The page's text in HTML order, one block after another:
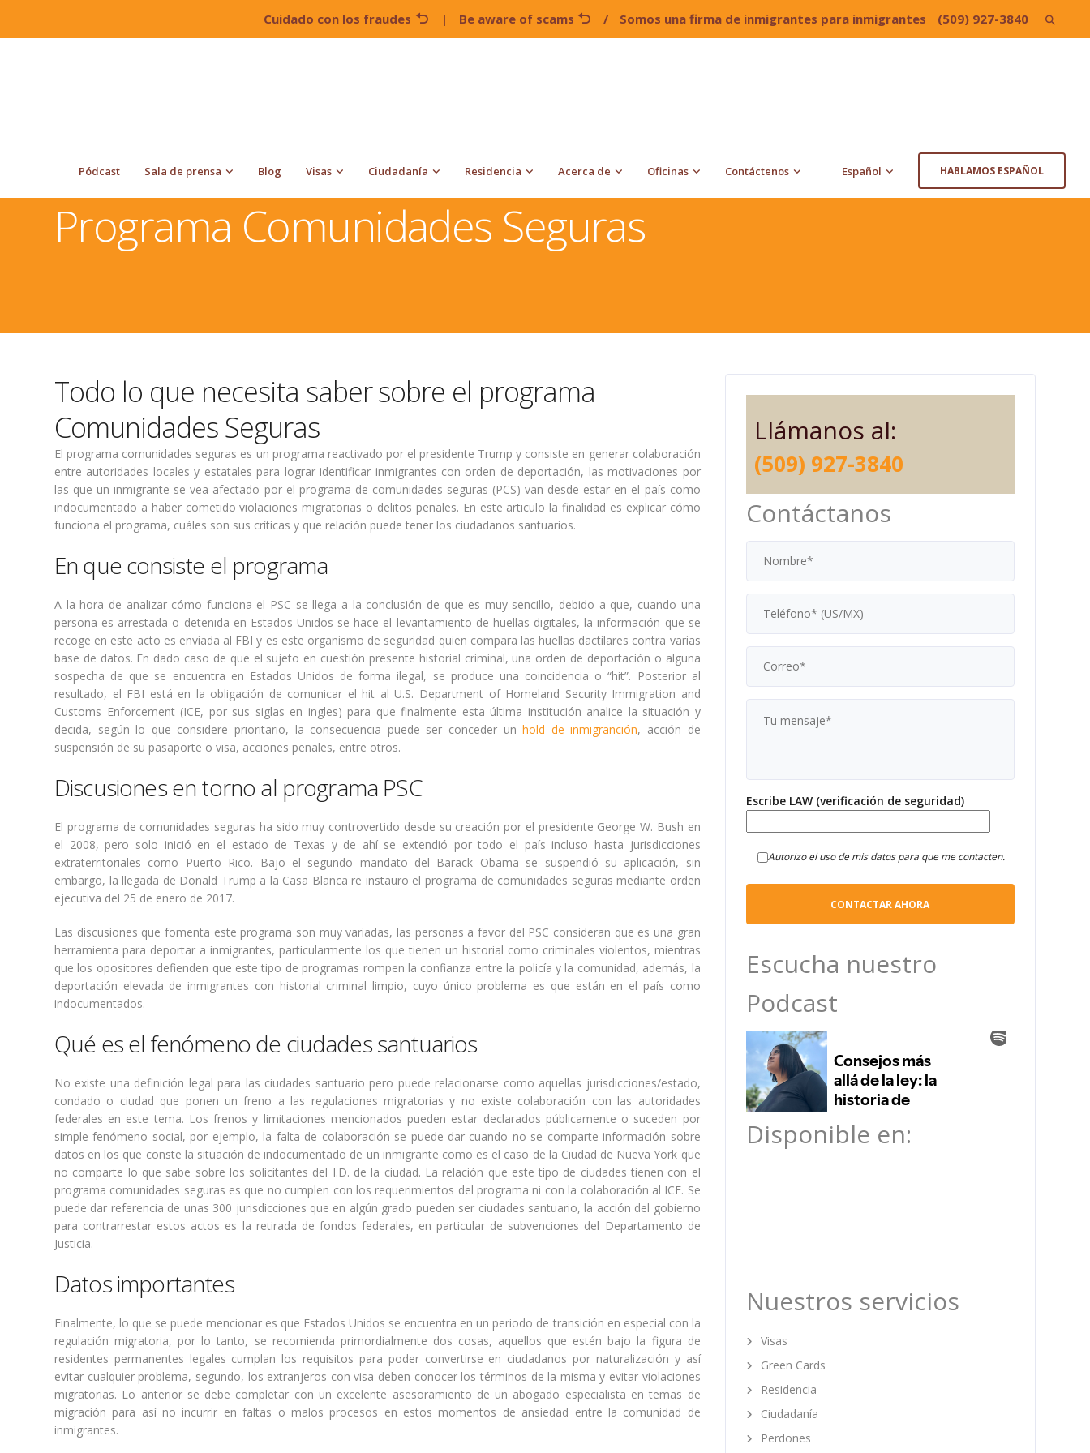
Cuidado con los fraudes | Be aware of scams / Somos una firma de inmigrantes para inmigrantes (509) 927-3840 Search
Pódcast Sala de prensa Blog Visas Ciudadanía Residencia Acerca de Oficinas Contáctenos Español HABLAMOS ESPAÑOL
Quiroga Law Office, PLLC Inmigración a Estados Unidos Programa Comunidades Seguras
Programa Comunidades Seguras
Todo lo que necesita saber sobre el programa
Comunidades Seguras
El programa comunidades seguras es un programa reactivado por el presidente Trump y consiste en generar colaboración
entre autoridades locales y estatales para lograr identificar inmigrantes con orden de deportación, las motivaciones por
las que un inmigrante se vea afectado por el programa de comunidades seguras (PCS) van desde estar en el país como
indocumentado a haber cometido violaciones migratorias o delitos penales. En este articulo la finalidad es explicar cómo
funciona el programa, cuáles son sus críticas y que relación puede tener los ciudadanos santuarios.
En que consiste el programa
A la hora de analizar cómo funciona el PSC se llega a la conclusión de que es muy sencillo, debido a que, cuando una
persona es arrestada o detenida en Estados Unidos se hace el levantamiento de huellas digitales, la información que se
recoge en este acto es enviada al FBI y es este organismo de seguridad quien compara las huellas dactilares contra varias
base de datos. En dado caso de que el sujeto en cuestión presente historial criminal, una orden de deportación o alguna
sospecha de que se encuentra en Estados Unidos de forma ilegal, se produce una coincidencia o “hit”. Posterior al
resultado, el FBI está en la obligación de comunicar el hit al U.S. Department of Homeland Security Immigration and
Customs Enforcement (ICE, por sus siglas en ingles) para que finalmente esta última institución analice la situación y
decida, según lo que considere prioritario, la consecuencia puede ser conceder unhold de inmigranción, acción de
suspensión de su pasaporte o visa, acciones penales, entre otros.
Discusiones en torno al programa PSC
El programa de comunidades seguras ha sido muy controvertido desde su creación por el presidente George W. Bush en
el 2008, pero solo inició en el estado de Texas y de ahí se extendió por todo el país incluso hasta jurisdicciones
extraterritoriales como Puerto Rico. Bajo el segundo mandato del Barack Obama se suspendió su aplicación, sin
embargo, la llegada de Donald Trump a la Casa Blanca re instauro el programa de comunidades seguras mediante orden
ejecutiva del 25 de enero de 2017.
Las discusiones que fomenta este programa son muy variadas, las personas a favor del PSC consideran que es una gran
herramienta para deportar a inmigrantes, particularmente los que tienen un historial como criminales violentos, mientras
que los opositores defienden que este tipo de programas rompen la confianza entre la policía y la comunidad, además, la
deportación elevada de inmigrantes con historial criminal limpio, cuyo único problema es que están en el país como
indocumentados.
Qué es el fenómeno de ciudades santuarios
No existe una definición legal para las ciudades santuario pero puede relacionarse como aquellas jurisdicciones/estado,
condado o ciudad que ponen un freno a las regulaciones migratorias y no existe colaboración con las autoridades
federales en este tema. Los frenos y limitaciones mencionados pueden estar declarados públicamente o suceden por
simple fenómeno social, por ejemplo, la falta de colaboración se puede dar cuando no se comparte información sobre
datos en los que conste la situación de indocumentado de un inmigrante como es el caso de la Ciudad de Nueva York que
no comparte lo que sabe sobre los solicitantes del I.D. de la ciudad. La relación que este tipo de ciudades tienen con el
programa comunidades seguras es que no cumplen con los requerimientos del programa ni con la colaboración al ICE. Se
puede dar referencia de unas 300 jurisdicciones que en algún grado pueden ser ciudades santuario, la acción del gobierno
para contrarrestar estos actos es la retirada de fondos federales, en particular de subvenciones del Departamento de
Justicia.
Datos importantes
Finalmente, lo que se puede mencionar es que Estados Unidos se encuentra en un periodo de transición en especial con la
regulación migratoria, por lo tanto, se recomienda primordialmente dos cosas, aquellos que estén bajo la figura de
residentes permanentes legales cumplan los requisitos para poder convertirse en ciudadanos por naturalización y así
evitar cualquier problema, segundo, los extranjeros con visa deben conocer los términos de la misma y evitar violaciones
migratorias. Lo anterior se debe completar con un excelente asesoramiento de un abogado especialista en temas de
migración para así no incurrir en faltas o malos procesos en estos momentos de ansiedad entre la comunidad de
inmigrantes.
Llámanos al:
(509) 927-3840
Contáctanos
Escribe LAW (verificación de seguridad)
Autorizo el uso de mis datos para que me contacten.
Escucha nuestro
Podcast
Disponible en:
Nuestros servicios
Visas
Green Cards
Residencia
Ciudadanía
Perdones